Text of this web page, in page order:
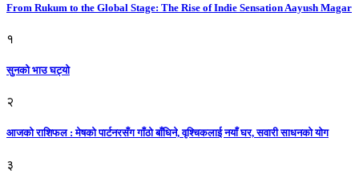
From Rukum to the Global Stage: The Rise of Indie Sensation Aayush Magar
१
सुनको भाउ घट्याे
२
आजको राशिफल : मेषको पार्टनरसँग गाँठो बाँधिने, वृश्चिकलाई नयाँ घर, सवारी साधनकाे याेग
३